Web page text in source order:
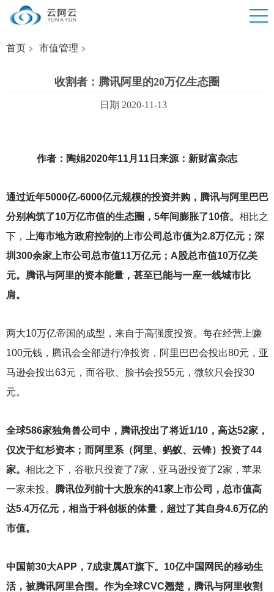
首页 市值管理
收割者：腾讯阿里的20万亿生态圈
日期 2020-11-13
作者：陶娟2020年11月11日来源：新财富杂志
通过近年5000亿-6000亿元规模的投资并购，腾讯与阿里巴巴
分别构筑了10万亿市值的生态圈，5年间膨胀了10倍。 相比之
下，
上海市地方政府控制的上市公司总市值为2.8万亿元；深
圳300余家上市公司总市值11万亿元；A股总市值10万亿美
元。腾讯与阿里的资本能量，甚至已能与一座一线城市比
肩。
两大10万亿帝国的成型，来自于高强度投资。每在经营上赚
100元钱，腾讯会全部进行净投资，阿里巴巴会投出80元，亚
马逊会投出63元，而谷歌、脸书会投55元，微软只会投30
元。
全球586家独角兽公司中，腾讯投出了将近1/10，高达52家，
仅次于红杉资本；而阿里系（阿里、蚂蚁、云锋）投资了44
家。 相比之下，谷歌只投资了7家，亚马逊投资了2家，苹果
一家未投。 腾讯位列前十大股东的41家上市公司，总市值高
达5.4万亿元，相当于科创板的体量，超过了其自身4.6万亿的
市值。
中国前30大APP，7成隶属AT旗下。10亿中国网民的移动生
活，被腾讯阿里合围。作为全球CVC翘楚，腾讯与阿里收割